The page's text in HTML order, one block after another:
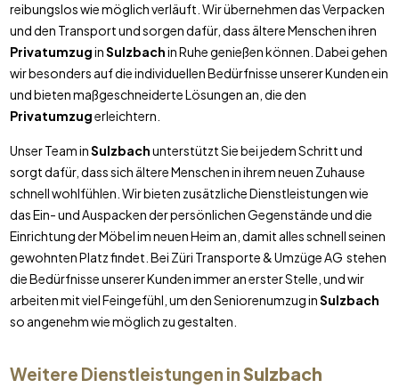
reibungslos wie möglich verläuft. Wir übernehmen das Verpacken
und den Transport und sorgen dafür, dass ältere Menschen ihren
PrivatumzuginSulzbachin Ruhe genießen können. Dabei gehen
wir besonders auf die individuellen Bedürfnisse unserer Kunden ein
und bieten maßgeschneiderte Lösungen an, die den
Privatumzugerleichtern.
Unser Team inSulzbachunterstützt Sie bei jedem Schritt und
sorgt dafür, dass sich ältere Menschen in ihrem neuen Zuhause
schnell wohlfühlen. Wir bieten zusätzliche Dienstleistungen wie
das Ein- und Auspacken der persönlichen Gegenstände und die
Einrichtung der Möbel im neuen Heim an, damit alles schnell seinen
gewohnten Platz findet. Bei Züri Transporte & Umzüge AG stehen
die Bedürfnisse unserer Kunden immer an erster Stelle, und wir
arbeiten mit viel Feingefühl, um den Seniorenumzug inSulzbach
so angenehm wie möglich zu gestalten.
Weitere Dienstleistungen inSulzbach